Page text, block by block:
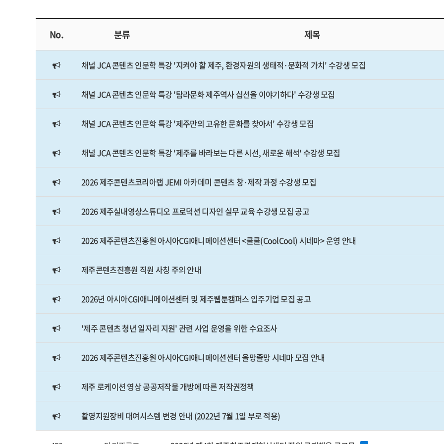
No. 분류 제목
채널 JCA 콘텐츠 인문학 특강 '지켜야 할 제주, 환경자원의 생태적·문화적 가치' 수강생 모집
채널 JCA 콘텐츠 인문학 특강 '탐라문화 제주역사 십선을 이야기하다' 수강생 모집
채널 JCA 콘텐츠 인문학 특강 '제주만의 고유한 문화를 찾아서' 수강생 모집
채널 JCA 콘텐츠 인문학 특강 '제주를 바라보는 다른 시선, 새로운 해석' 수강생 모집
2026 제주콘텐츠코리아랩 JEMI 아카데미 콘텐츠 창·제작 과정 수강생 모집
2026 제주실내영상스튜디오 프로덕션 디자인 실무 교육 수강생 모집 공고
2026 제주콘텐츠진흥원 아시아CGI애니메이션센터 <쿨쿨(CoolCool) 시네마> 운영 안내
제주콘텐츠진흥원 직원 사칭 주의 안내
2026년 아시아CGI애니메이션센터 및 제주웹툰캠퍼스 입주기업 모집 공고
'제주 콘텐츠 청년 일자리 지원' 관련 사업 운영을 위한 수요조사
2026 제주콘텐츠진흥원 아시아CGI애니메이션센터 올망졸망 시네마 모집 안내
제주 로케이션 영상 공공저작물 개방에 따른 저작권정책
촬영지원장비 대여시스템 변경 안내 (2022년 7월 1일 부로 적용)